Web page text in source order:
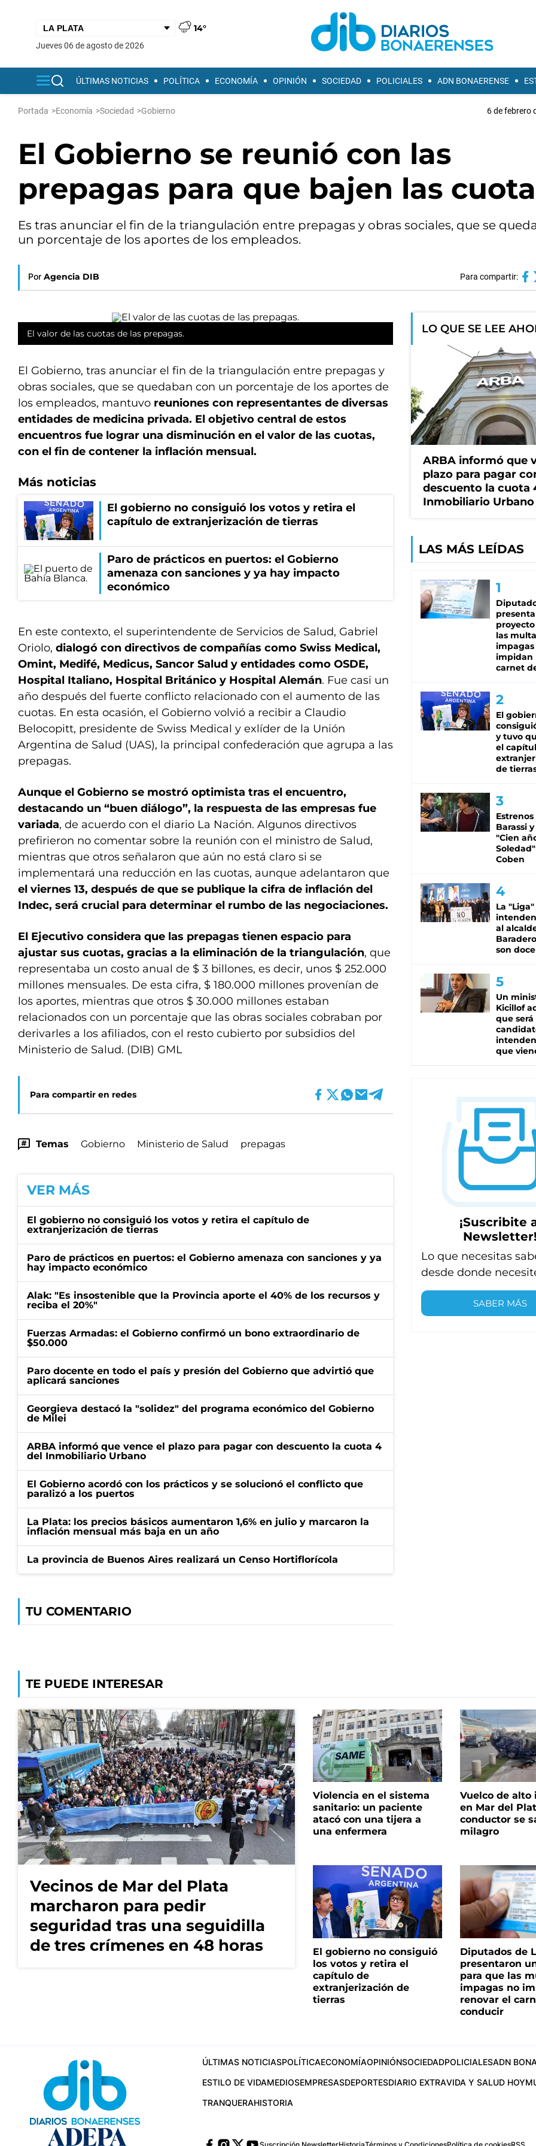
14°
jueves 06 de agosto de 2026
ÚLTIMAS NOTICIAS POLÍTICA ECONOMÍA OPINIÓN SOCIEDAD POLICIALES ADN BONAERENSE
Portada >Economía >Sociedad >Gobierno 6 de febrero
El Gobierno se reunió con las
prepagas para que bajen las
Es tras anunciar el fin de la triangulación entre prepagas y obras sociales, que se
un porcentaje de los aportes de los empleados.
Por Agencia DIB Para compartir:
El valor de las cuotas de las prepagas.
El Gobierno, tras anunciar el fin de la triangulación entre prepagas y
obras sociales, que se quedaban con un porcentaje de los aportes de
los empleados, mantuvo reuniones con representantes de diversas
entidades de medicina privada. El objetivo central de estos
encuentros fue lograr una disminución en el valor de las cuotas,
con el fin de contener la inflación mensual.
Más noticias
El gobierno no consiguió los votos y retira el
capítulo de extranjerización de tierras
Paro de prácticos en puertos: el Gobierno
amenaza con sanciones y ya hay impacto
económico
En este contexto, el superintendente de Servicios de Salud, Gabriel
Oriolo, dialogó con directivos de compañías como Swiss Medical,
Omint, Medifé, Medicus, Sancor Salud y entidades como OSDE,
Hospital Italiano, Hospital Británico y Hospital Alemán. Fue casi un
año después del fuerte conflicto relacionado con el aumento de las
cuotas. En esta ocasión, el Gobierno volvió a recibir a Claudio
Belocopitt, presidente de Swiss Medical y exlíder de la Unión
Argentina de Salud (UAS), la principal confederación que agrupa a las
prepagas.
Aunque el Gobierno se mostró optimista tras el encuentro,
destacando un “buen diálogo”, la respuesta de las empresas fue
variada, de acuerdo con el diario La Nación. Algunos directivos
prefirieron no comentar sobre la reunión con el ministro de Salud,
mientras que otros señalaron que aún no está claro si se
implementará una reducción en las cuotas, aunque adelantaron que
el viernes 13, después de que se publique la cifra de inflación del
Indec, será crucial para determinar el rumbo de las negociaciones.
El Ejecutivo considera que las prepagas tienen espacio para
ajustar sus cuotas, gracias a la eliminación de la triangulación, que
representaba un costo anual de $ 3 billones, es decir, unos $ 252.000
millones mensuales. De esta cifra, $ 180.000 millones provenían de
los aportes, mientras que otros $ 30.000 millones estaban
relacionados con un porcentaje que las obras sociales cobraban por
derivarles a los afiliados, con el resto cubierto por subsidios del
Ministerio de Salud. (DIB) GML
Para compartir en redes
Temas Gobierno Ministerio de Salud prepagas
VER MÁS
El gobierno no consiguió los votos y retira el capítulo de
extranjerización de tierras
Paro de prácticos en puertos: el Gobierno amenaza con sanciones y ya
hay impacto económico
Alak: "Es insostenible que la Provincia aporte el 40% de los recursos y
reciba el 20%"
Fuerzas Armadas: el Gobierno confirmó un bono extraordinario de
$50.000
Paro docente en todo el país y presión del Gobierno que advirtió que
aplicará sanciones
Georgieva destacó la "solidez" del programa económico del Gobierno
de Milei
ARBA informó que vence el plazo para pagar con descuento la cuota 4
del Inmobiliario Urbano
El Gobierno acordó con los prácticos y se solucionó el conflicto que
paralizó a los puertos
La Plata: los precios básicos aumentaron 1,6% en julio y marcaron la
inflación mensual más baja en un año
La provincia de Buenos Aires realizará un Censo Hortiflorícola
TU COMENTARIO
LO QUE SE LEE
ARBA informó que
plazo para pagar
descuento la cuota
Inmobiliario Urbano
LAS MÁS LEÍDAS
las
impagas
impidan
carnet
El
y tuvo
el
de
Estrenos
Barassi
"Cien
Coben
La
al
son doce
Un
Kicillof
que será
que
¡Suscribite
Newsletter!
Lo que necesitas
desde donde
SABER MÁS
TE PUEDE INTERESAR
Vecinos de Mar del Plata
marcharon para pedir
seguridad tras una seguidilla
de tres crímenes en 48 horas
Violencia en el sistema
sanitario: un paciente
atacó con una tijera a
una enfermera
Vuelco de alto
en Mar del
conductor se
milagro
El gobierno no consiguió
los votos y retira el
capítulo de
extranjerización de
tierras
Diputados de
presentaron
para que las
impagas no
renovar el
conducir
ÚLTIMAS NOTICIASPOLÍTICAECONOMÍAOPINIÓNSOCIEDADPOLICIALESADN
ESTILO DE VIDAMEDIOSEMPRESASDEPORTESDIARIO EXTRAVIDA Y SALUD HOY
TRANQUERAHISTORIA